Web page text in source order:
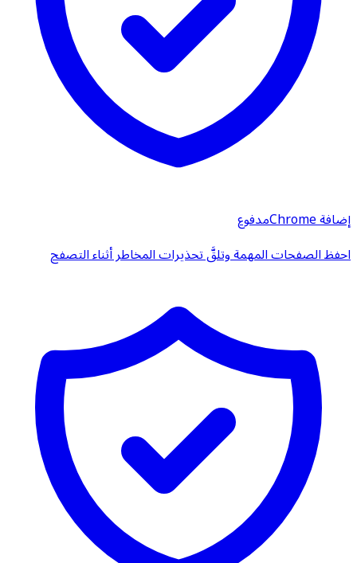
إضافة Chrome
مدفوع
احفظ الصفحات المهمة وتلقَّ تحذيرات المخاطر أثناء التصفح